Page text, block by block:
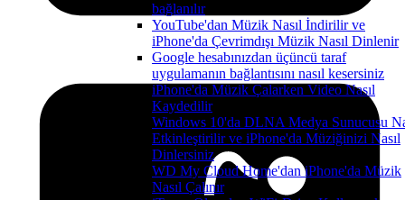
bağlanılır
YouTube'dan Müzik Nasıl İndirilir ve
iPhone'da Çevrimdışı Müzik Nasıl Dinlenir
Google hesabınızdan üçüncü taraf
uygulamanın bağlantısını nasıl kesersiniz
iPhone'da Müzik Çalarken Video Nasıl
Kaydedilir
Windows 10'da DLNA Medya Sunucusu
Etkinleştirilir ve iPhone'da Müziğinizi Nasıl
Dinlersiniz
WD My Cloud Home'dan iPhone'da Müzik
Nasıl Çalınır